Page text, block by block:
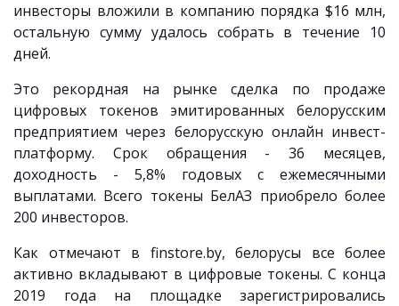
инвесторы вложили в компанию порядка $16 млн,
остальную сумму удалось собрать в течение 10
дней.
Это рекордная на рынке сделка по продаже
цифровых токенов эмитированных белорусским
предприятием через белорусскую онлайн инвест-
платформу. Срок обращения - 36 месяцев,
доходность - 5,8% годовых с ежемесячными
выплатами. Всего токены БелАЗ приобрело более
200 инвесторов.
Как отмечают в finstore.by, белорусы все более
активно вкладывают в цифровые токены. С конца
2019 года на площадке зарегистрировались